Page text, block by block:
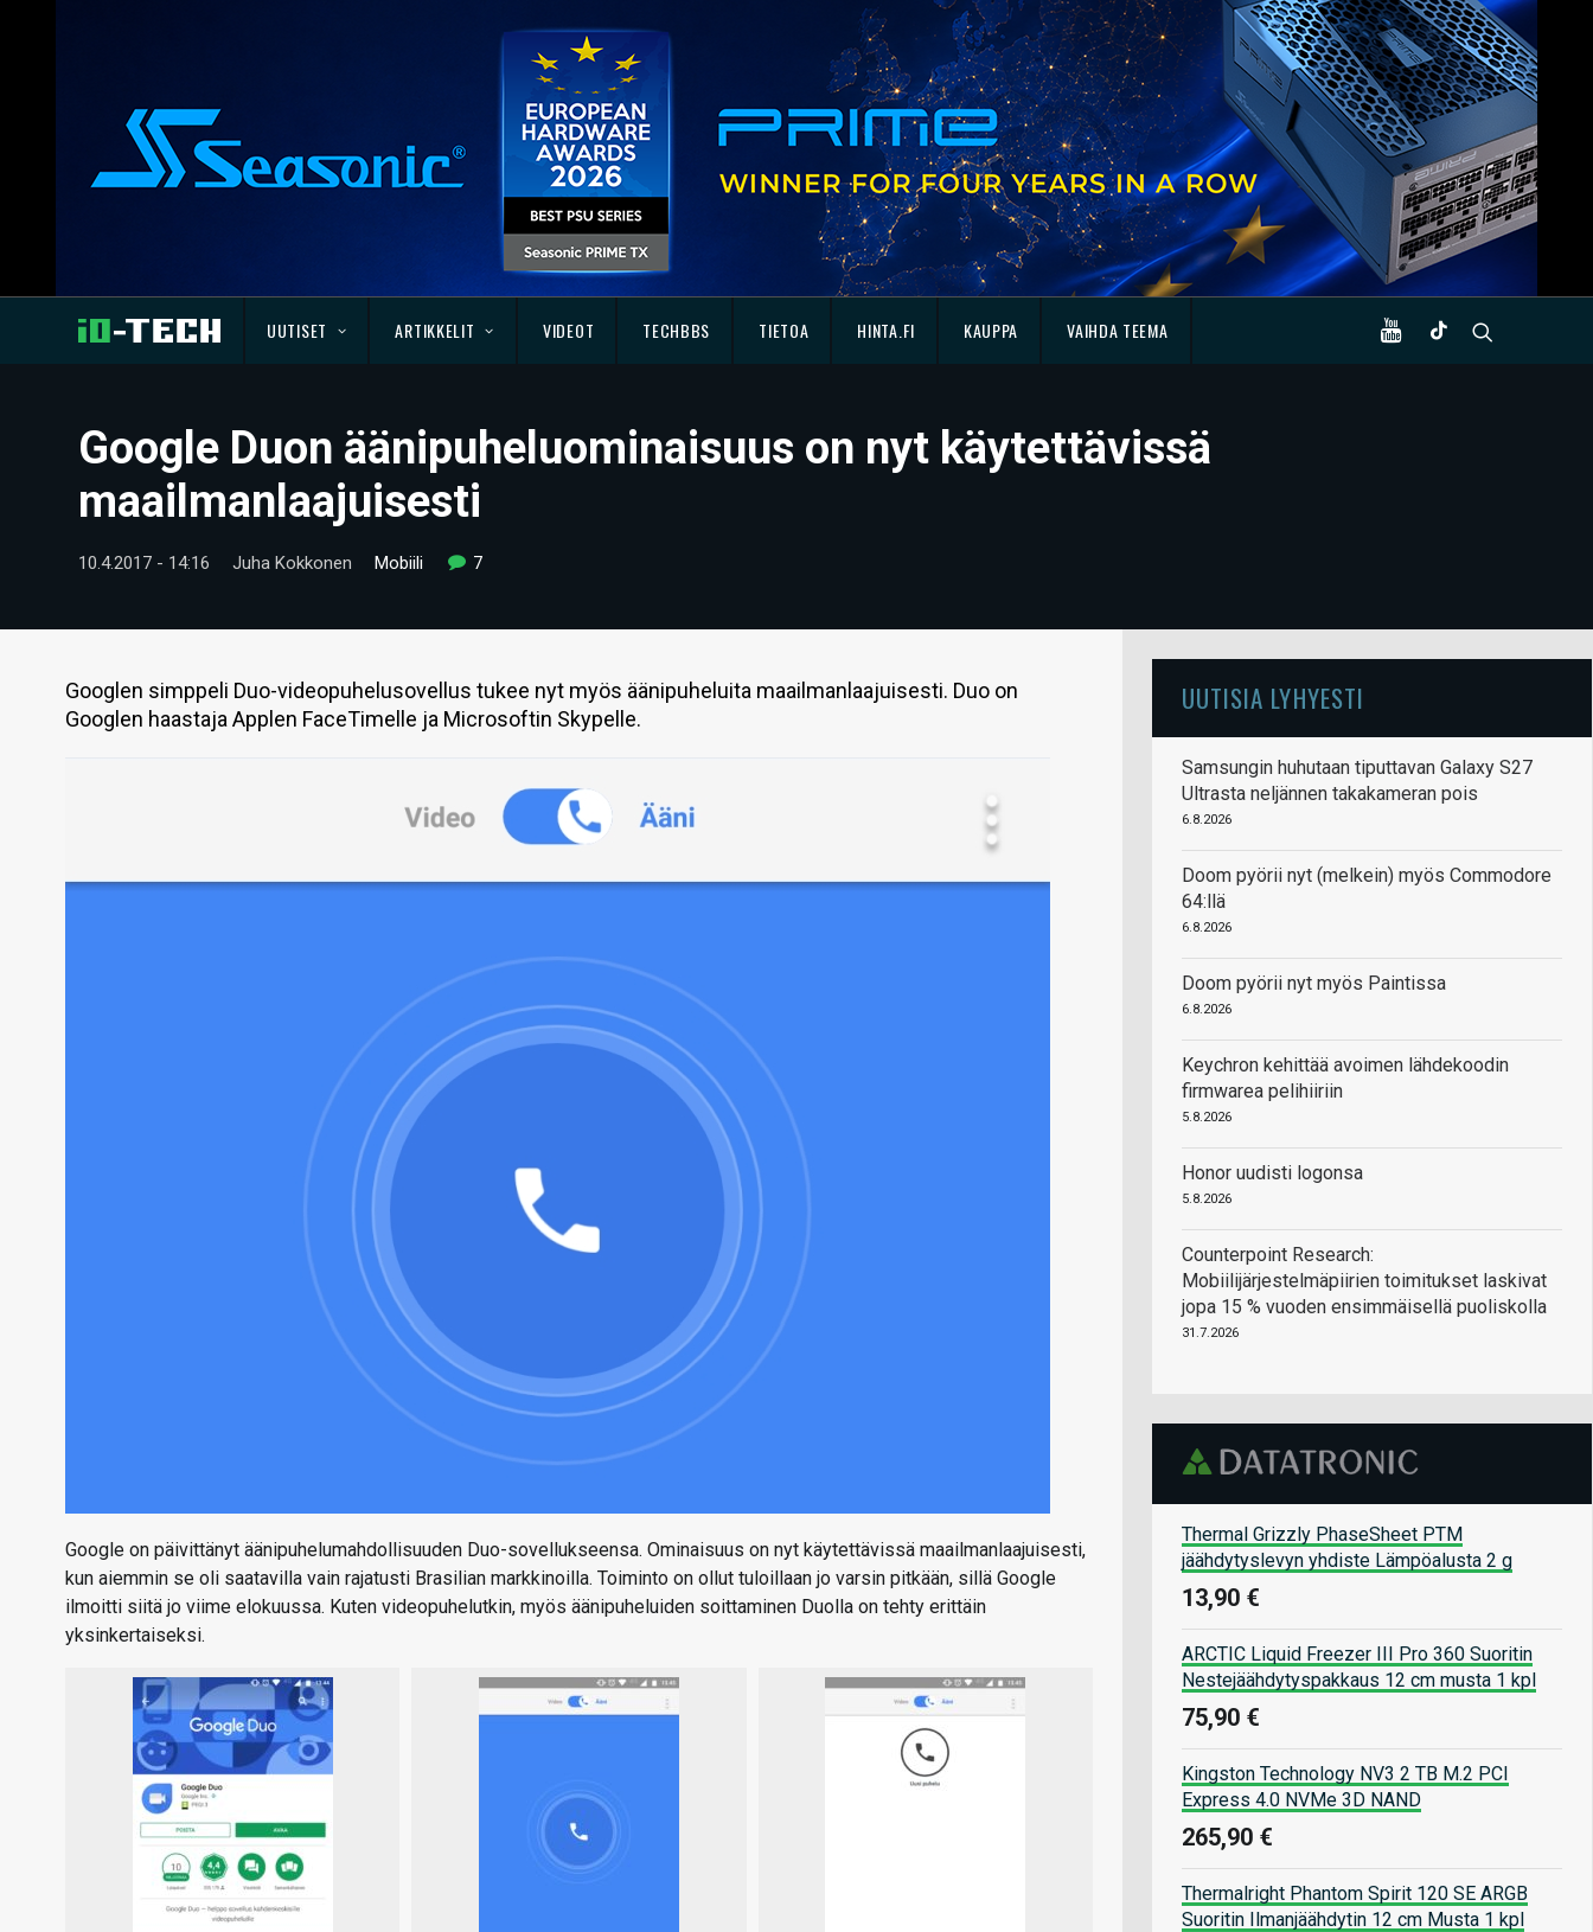
UUTISET ARTIKKELIT VIDEOT TECHBBS TIETOA HINTA.FI KAUPPA VAIHDA TEEMA
Google Duon äänipuheluominaisuus on nyt käytettävissä
maailmanlaajuisesti
10.4.2017 - 14:16 Juha Kokkonen Mobiili 7
Googlen simppeli Duo-videopuhelusovellus tukee nyt myös äänipuheluita maailmanlaajuisesti. Duo on
Googlen haastaja Applen FaceTimelle ja Microsoftin Skypelle.
Google on päivittänyt äänipuhelumahdollisuuden Duo-sovellukseensa. Ominaisuus on nyt käytettävissä maailmanlaajuisesti,
kun aiemmin se oli saatavilla vain rajatusti Brasilian markkinoilla. Toiminto on ollut tuloillaan jo varsin pitkään, sillä Google
ilmoitti siitä jo viime elokuussa. Kuten videopuhelutkin, myös äänipuheluiden soittaminen Duolla on tehty erittäin
yksinkertaiseksi.
UUTISIA LYHYESTI
Samsungin huhutaan tiputtavan Galaxy S27
Ultrasta neljännen takakameran pois
6.8.2026
Doom pyörii nyt (melkein) myös Commodore
64:llä
6.8.2026
Doom pyörii nyt myös Paintissa
6.8.2026
Keychron kehittää avoimen lähdekoodin
firmwarea pelihiiriin
5.8.2026
Honor uudisti logonsa
5.8.2026
Counterpoint Research:
Mobiilijärjestelmäpiirien toimitukset laskivat
jopa 15 % vuoden ensimmäisellä puoliskolla
31.7.2026
Thermal Grizzly PhaseSheet PTM
jäähdytyslevyn yhdiste Lämpöalusta 2 g
13,90 €
ARCTIC Liquid Freezer III Pro 360 Suoritin
Nestejäähdytyspakkaus 12 cm musta 1 kpl
75,90 €
Kingston Technology NV3 2 TB M.2 PCI
Express 4.0 NVMe 3D NAND
265,90 €
Thermalright Phantom Spirit 120 SE ARGB
Suoritin Ilmanjäähdytin 12 cm Musta 1 kpl